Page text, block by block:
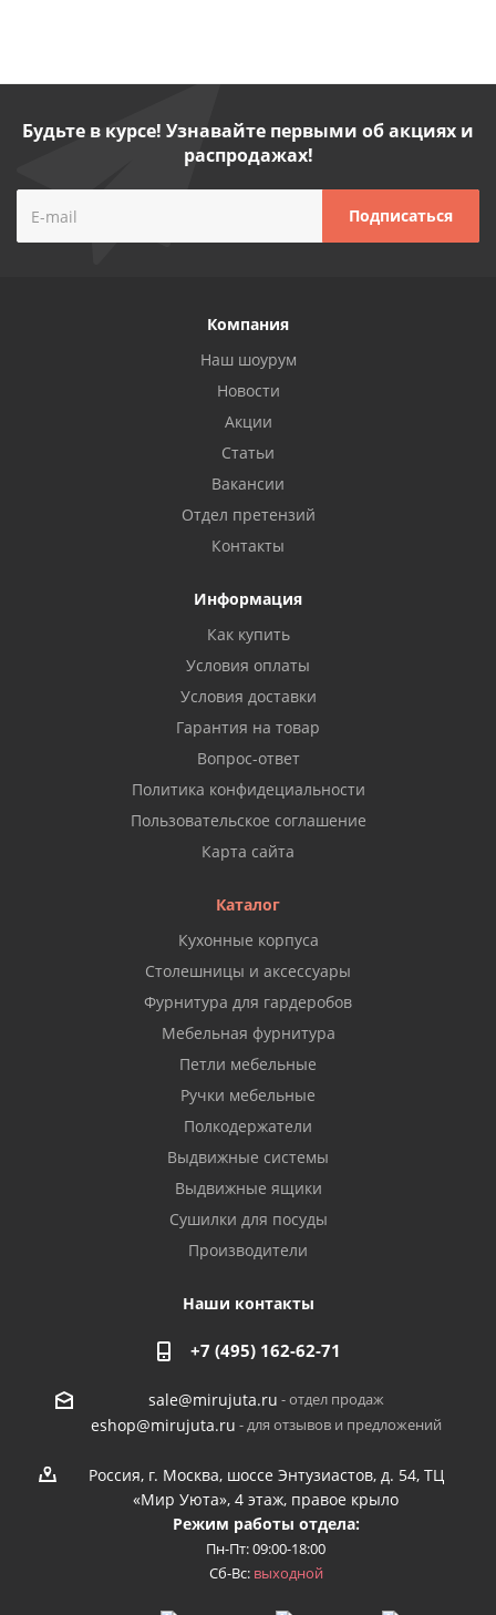
Будьте в курсе! Узнавайте первыми об акциях и
распродажах!
Компания
Наш шоурум
Новости
Акции
Статьи
Вакансии
Отдел претензий
Контакты
Информация
Как купить
Условия оплаты
Условия доставки
Гарантия на товар
Вопрос-ответ
Политика конфидециальности
Пользовательское соглашение
Карта сайта
Каталог
Кухонные корпуса
Столешницы и аксессуары
Фурнитура для гардеробов
Мебельная фурнитура
Петли мебельные
Ручки мебельные
Полкодержатели
Выдвижные системы
Выдвижные ящики
Сушилки для посуды
Производители
Наши контакты
+7 (495) 162-62-71
sale@mirujuta.ru - отдел продаж
eshop@mirujuta.ru - для отзывов и предложений
Россия, г. Москва, шоссе Энтузиастов, д. 54, ТЦ
«Мир Уюта», 4 этаж, правое крыло
Режим работы отдела:
Пн-Пт: 09:00-18:00
Сб-Вс: выходной